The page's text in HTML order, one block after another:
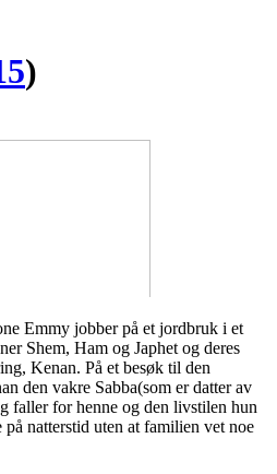
)
Emmy jobber på et jordbruk i et
Shem, Ham og Japhet og deres
Kenan. På et besøk til den
den vakre Sabba(som er datter av
faller for henne og den livstilen hun
natterstid uten at familien vet noe